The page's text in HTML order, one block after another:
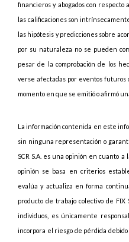
financieros y abogados con respecto
las calificaciones son
las hipótesis y predicciones sobre
por su naturaleza no se pueden
pesar de la comprobación de los
verse afectadas por eventos futuros
momento en que se emitió o afirmó
La información contenida en este
sin ninguna representación o
SCR S.A. es una opinión en cuanto
opinión se basa en criterios
evalúa y actualiza en forma
producto de trabajo colectivo de FIX
individuos, es únicamente
incorpora el riesgo de pérdida